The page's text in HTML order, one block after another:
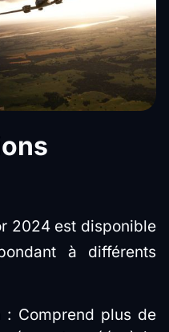
2024 est disponible
à différents
: Comprend plus de